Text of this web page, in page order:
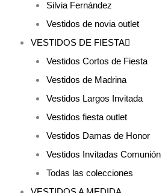
Silvia Fernández
Vestidos de novia outlet
VESTIDOS DE FIESTA
Vestidos Cortos de Fiesta
Vestidos de Madrina
Vestidos Largos Invitada
Vestidos fiesta outlet
Vestidos Damas de Honor
Vestidos Invitadas Comunión
Todas las colecciones